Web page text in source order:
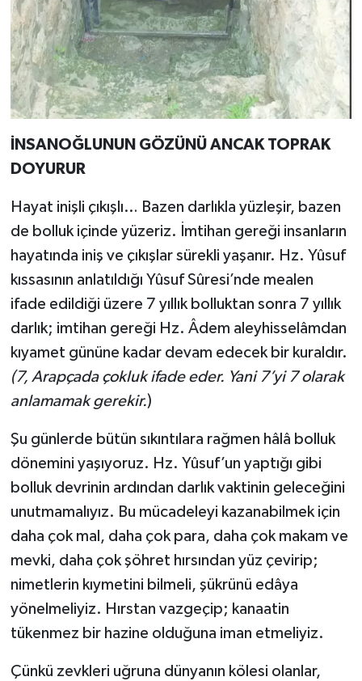
İNSANOĞLUNUN GÖZÜNÜ ANCAK TOPRAK
DOYURUR
Hayat inişli çıkışlı… Bazen darlıkla yüzleşir, bazen
de bolluk içinde yüzeriz. İmtihan gereği insanların
hayatında iniş ve çıkışlar sürekli yaşanır. Hz. Yûsuf
kıssasının anlatıldığı Yûsuf Sûresi’nde mealen
ifade edildiği üzere 7 yıllık bolluktan sonra 7 yıllık
darlık; imtihan gereği Hz. Âdem aleyhisselâmdan
kıyamet gününe kadar devam edecek bir kuraldır.
(7, Arapçada çokluk ifade eder. Yani 7’yi 7 olarak
anlamamak gerekir.)
Şu günlerde bütün sıkıntılara rağmen hâlâ bolluk
dönemini yaşıyoruz. Hz. Yûsuf’un yaptığı gibi
bolluk devrinin ardından darlık vaktinin geleceğini
unutmamalıyız. Bu mücadeleyi kazanabilmek için
daha çok mal, daha çok para, daha çok makam ve
mevki, daha çok şöhret hırsından yüz çevirip;
nimetlerin kıymetini bilmeli, şükrünü edâya
yönelmeliyiz. Hırstan vazgeçip; kanaatin
tükenmez bir hazine olduğuna iman etmeliyiz.
Çünkü zevkleri uğruna dünyanın kölesi olanlar,